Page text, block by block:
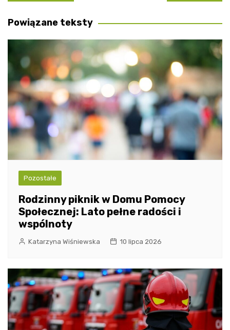
wpisu
Powiązane teksty
Pozostałe
Rodzinny piknik w Domu Pomocy
Społecznej: Lato pełne radości i
wspólnoty
Katarzyna Wiśniewska 10 lipca 2026